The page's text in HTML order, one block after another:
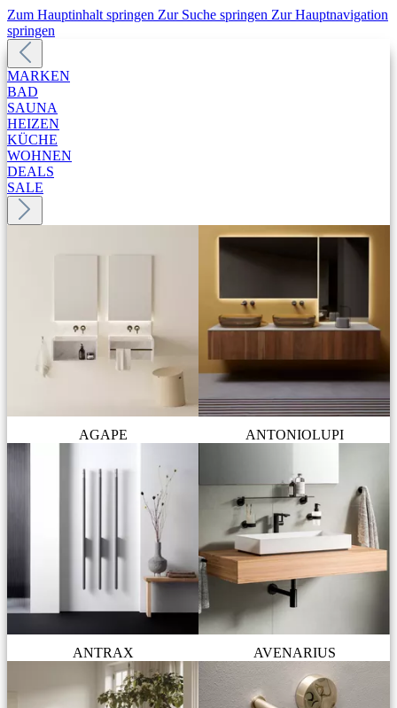
Zum Hauptinhalt springen Zur Suche springen Zur Hauptnavigation
springen
MARKEN
BAD
SAUNA
HEIZEN
KÜCHE
WOHNEN
DEALS
SALE
AGAPE ANTONIOLUPI
ANTRAX AVENARIUS